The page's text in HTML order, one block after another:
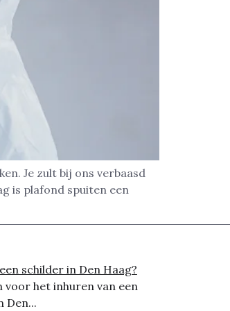
Je zult bij ons verbaasd
is plafond spuiten een
schilder in Den Haag?
voor het inhuren van een
Den...